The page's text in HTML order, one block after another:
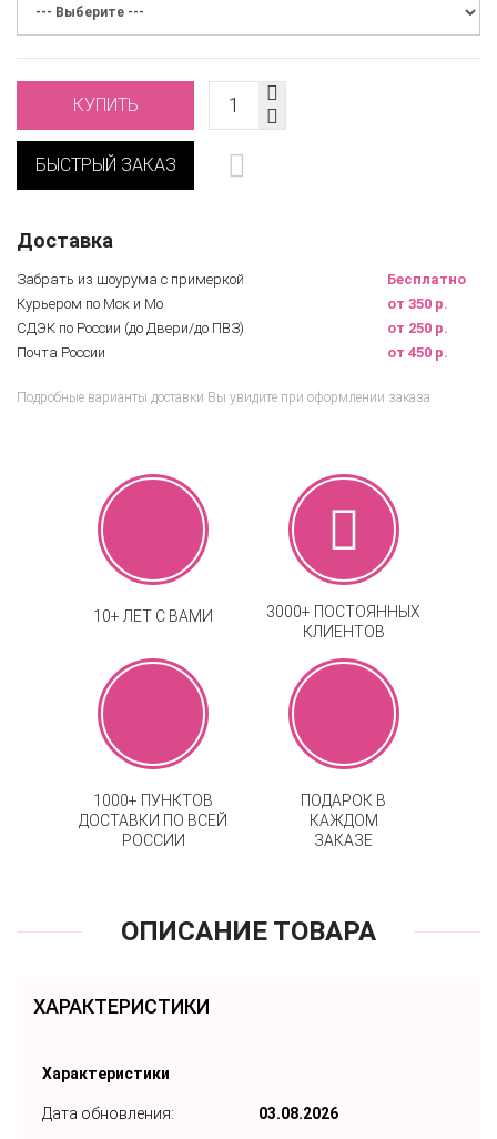
КУПИТЬ
БЫСТРЫЙ ЗАКАЗ
Доставка
Забрать из шоурума с примеркой
Бесплатно
Курьером по Мск и Мо
от 350 р.
СДЭК по России (до Двери/до ПВЗ)
от 250 р.
Почта России
от 450 р.
Подробные варианты доставки Вы увидите при оформлении заказа
10+ ЛЕТ С ВАМИ
3000+ ПОСТОЯННЫХ
КЛИЕНТОВ
1000+ ПУНКТОВ
ДОСТАВКИ ПО ВСЕЙ
РОССИИ
ПОДАРОК В
КАЖДОМ
ЗАКАЗЕ
ОПИСАНИЕ ТОВАРА
ХАРАКТЕРИСТИКИ
Характеристики
Дата обновления: 03.08.2026